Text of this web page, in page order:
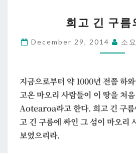
고
긴
구
의
땅
희고 긴 구름
December 29, 2014 소
지금으로부터 약 1000년 전쯤 하
고온 마오리 사람들이 이 땅을 처
Aotearoa라고 한다. 희고 긴 구름
고 긴 구름에 싸인 그 섬이 마오리
보였으리라.